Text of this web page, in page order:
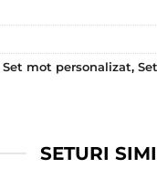
Set mot personalizat,
SETURI